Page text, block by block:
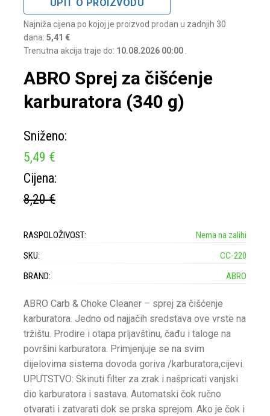
UPIT O PROIZVODU
Najniža cijena po kojoj je proizvod prodan u zadnjih 30
dana: 5,41 €
Trenutna akcija traje do: 10.08.2026 00:00
ABRO Sprej za čišćenje
karburatora (340 g)
Sniženo:
5,49 €
Cijena:
8,20 €
RASPOLOŽIVOST:
Nema na zalihi
SKU:
CC-220
BRAND:
ABRO
ABRO Carb & Choke Cleaner – sprej za čišćenje
karburatora. Jedno od najjačih sredstava ove vrste na
tržištu. Prodire i otapa prljavštinu, čađu i taloge na
površini karburatora. Primjenjuje se na svim
dijelovima sistema dovoda goriva /karburatora,cijevi.
UPUTSTVO: Skinuti filter za zrak i našpricati vanjski
dio karburatora i sastava. Automatski čok ručno
otvarati i zatvarati dok se prska sprejom. Ako je čok i